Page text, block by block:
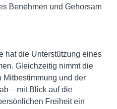
Benehmen und Gehorsam
hat die Unterstützung eines
Gleichzeitig nimmt die
Mitbestimmung und der
– mit Blick auf die
Freiheit ein